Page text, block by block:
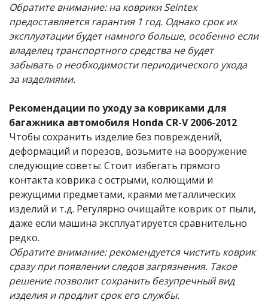
Обратите внимание: на коврики Seintex
предоставляется гарантия 1 год. Однако срок их
эксплуатации будет намного больше, особенно если
владелец транспортного средства не будет
забывать о необходимости периодического ухода
за изделиями.
Рекомендации по уходу за ковриками для
багажника автомобиля Honda CR-V 2006-2012
Чтобы сохранить изделие без повреждений,
деформаций и порезов, возьмите на вооружение
следующие советы: Стоит избегать прямого
контакта коврика с острыми, колющими и
режущими предметами, краями металлических
изделий и т.д. Регулярно очищайте коврик от пыли,
даже если машина эксплуатируется сравнительно
редко.
Обратите внимание: рекомендуется чистить коврик
сразу при появлении следов загрязнения. Такое
решение позволит сохранить безупречный вид
изделия и продлит срок его службы.